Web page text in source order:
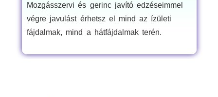
Mozgásszervi és gerinc javító edzéseimmel
végre javulást érhetsz el mind az ízületi
fájdalmak, mind a hátfájdalmak terén.